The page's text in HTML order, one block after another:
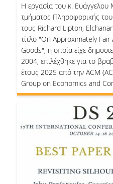
Η εργασία του κ.
τμήματος Πληροφορικής
τους Richard Lipton,
τίτλο "On Approximately
Goods", η οποία είχε
2004, επιλέχθηκε για το
έτους 2025 από την ACM
Group on Economics and